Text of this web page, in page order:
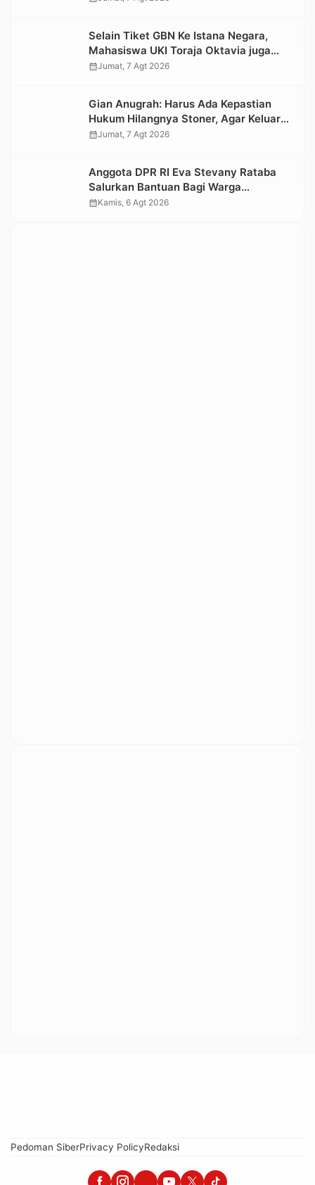
Selain Tiket GBN Ke Istana Negara,
Mahasiswa UKI Toraja Oktavia juga
Lolos ke Pekan Seni Mahasiswa
calendar_monthJumat, 7 Agt 2026
Gian Anugrah: Harus Ada Kepastian
Hukum Hilangnya Stoner, Agar Keluarga
tidak Larut dalam Trauma dan
calendar_monthJumat, 7 Agt 2026
Anggota DPR RI Eva Stevany Rataba
Salurkan Bantuan Bagi Warga
Terdampak Longsor di Buntu Pepasan
calendar_monthKamis, 6 Agt 2026
Pedoman SiberPrivacy PolicyRedaksi